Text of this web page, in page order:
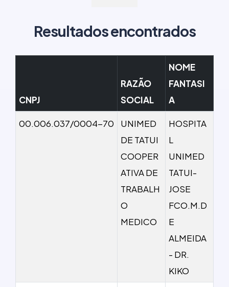
Resultados encontrados
CNPJ
RAZÃO
SOCIAL
NOME
FANTASI
A
00.006.037/0004-70
UNIMED
DE TATUI
COOPER
ATIVA DE
TRABALH
O
MEDICO
HOSPITA
L
UNIMED
TATUI-
JOSE
FCO.M.D
E
ALMEIDA
- DR.
KIKO